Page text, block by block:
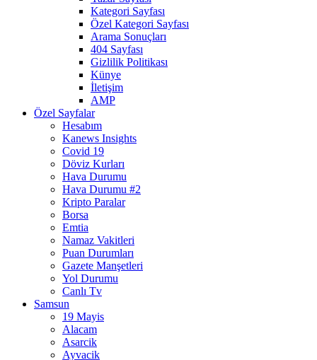
Kategori Sayfası
Özel Kategori Sayfası
Arama Sonuçları
404 Sayfası
Gizlilik Politikası
Künye
İletişim
AMP
Özel Sayfalar
Hesabım
Kanews Insights
Covid 19
Döviz Kurları
Hava Durumu
Hava Durumu #2
Kripto Paralar
Borsa
Emtia
Namaz Vakitleri
Puan Durumları
Gazete Manşetleri
Yol Durumu
Canlı Tv
Samsun
19 Mayis
Alacam
Asarcik
Ayvacik